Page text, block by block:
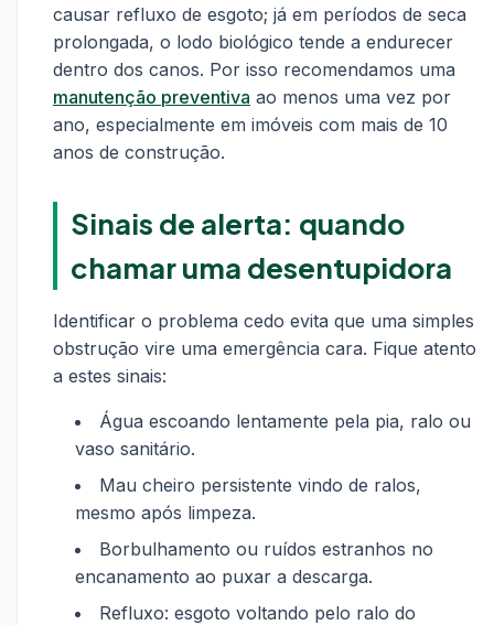
causar refluxo de esgoto; já em períodos de seca
prolongada, o lodo biológico tende a endurecer
dentro dos canos. Por isso recomendamos uma
manutenção preventiva ao menos uma vez por
ano, especialmente em imóveis com mais de 10
anos de construção.
Sinais de alerta: quando
chamar uma desentupidora
Identificar o problema cedo evita que uma simples
obstrução vire uma emergência cara. Fique atento
a estes sinais:
Água escoando lentamente pela pia, ralo ou
vaso sanitário.
Mau cheiro persistente vindo de ralos,
mesmo após limpeza.
Borbulhamento ou ruídos estranhos no
encanamento ao puxar a descarga.
Refluxo: esgoto voltando pelo ralo do